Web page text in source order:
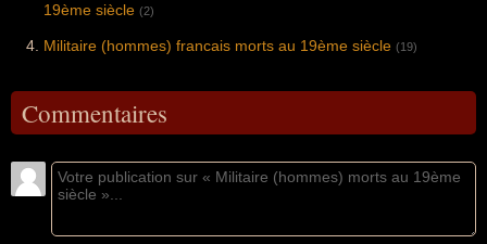
19ème siècle (2)
Militaire (hommes) francais morts au 19ème siècle (19)
Commentaires